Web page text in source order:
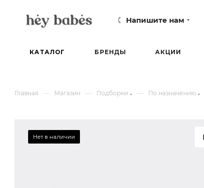
Напишите нам
КАТАЛОГ БРЕНДЫ АКЦИИ
Главная — Магазин — Подборки — По назначению
Нет в наличии